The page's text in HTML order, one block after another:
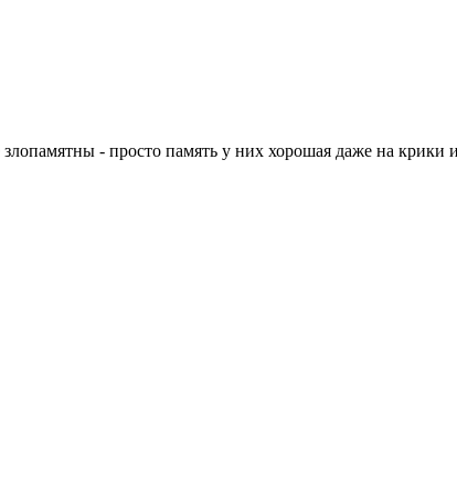
- просто память у них хорошая даже на крики